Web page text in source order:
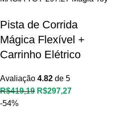
Pista de Corrida
Mágica Flexível +
Carrinho Elétrico
Avaliação 4.82 de 5
R$419,19 O
R$297,27O
-54%